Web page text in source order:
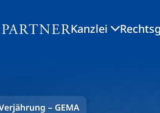
Kanzlei
– GEMA